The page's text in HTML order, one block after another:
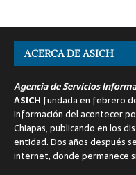
ACERCA DE ASICH
Agencia de Servicios
ASICH fundada en febrero
información del acontecer
Chiapas, publicando en los
entidad. Dos años después
internet, donde permanece